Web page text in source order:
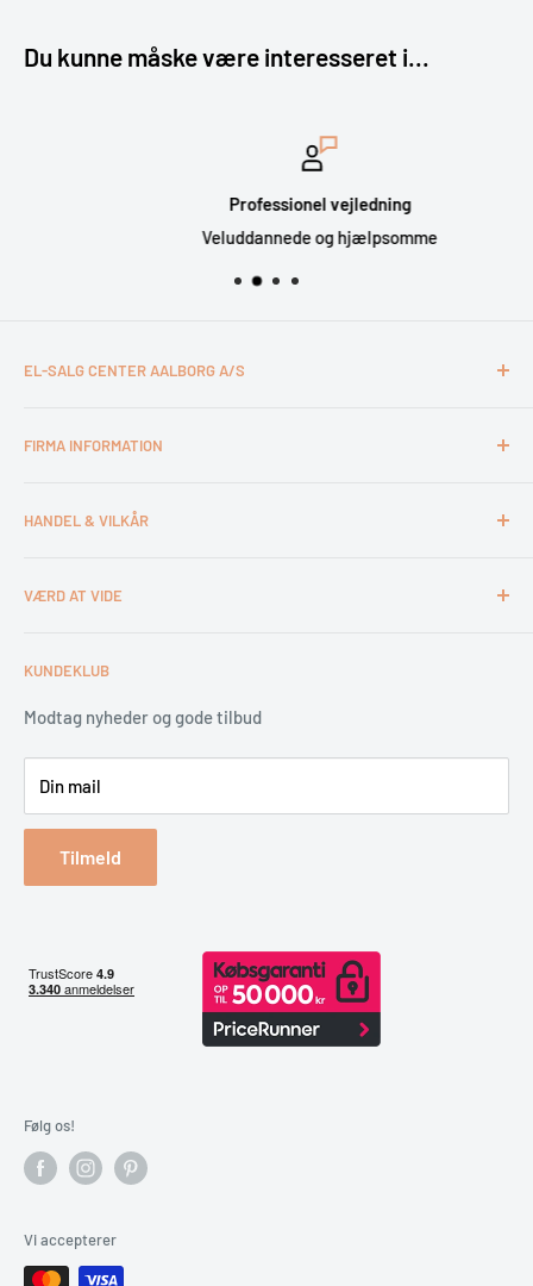
Du kunne måske være interesseret i...
Professionel vejledning
Veluddannede og hjælpsomme
EL-SALG CENTER AALBORG A/S
Otto Mønsteds Vej 6
Tlf. 98180011
FIRMA INFORMATION
Medarbejdere
Kundeklub
HANDEL & VILKÅR
Handelsbetingelser
Garantiservice
Erhverv & Byggeri
VÆRD AT VIDE
Montering
Betaling
Reklamation & retur
Bestil returlabel
KUNDEKLUB
Modtag nyheder og gode tilbud
Din mail
Tilmeld
Følg os!
Vi accepterer